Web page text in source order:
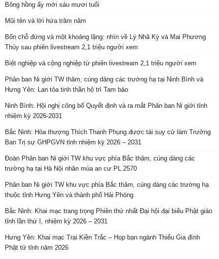
Bông hồng ấy mới sáu mươi tuổi
Mũi tên và lời hứa trăm năm
Bốn chỗ đứng và một khoảng lặng: nhìn về Lý Nhã Kỳ và Mai Phương
Thúy sau phiên livestream 2,1 triệu người xem
Biệt nghiệp và cộng nghiệp từ phiên livestream 2,1 triệu người xem
Phân ban Ni giới TW thăm, cúng dàng các trường hạ tại Ninh Bình và
Hưng Yên: Lan tỏa tinh thần hộ trì Tam bảo
Ninh Bình: Hội nghị công bố Quyết định và ra mắt Phân ban Ni giới tỉnh
nhiệm kỳ 2026-2031
Bắc Ninh: Hòa thượng Thích Thanh Phụng được tái suy cử làm Trưởng
Ban Trị sự GHPGVN tỉnh nhiệm kỳ 2026 – 2031
Đoàn Phân ban Ni giới TW khu vực phía Bắc thăm, cúng dàng các
trường hạ tại Hà Nội nhân mùa an cư PL.2570
Phân ban Ni giới TW khu vực phía Bắc thăm, cúng dàng các trường hạ
thuộc tỉnh Hưng Yên và thành phố Hải Phòng
Bắc Ninh: Khai mạc trang trọng Phiên thứ nhất Đại hội đại biểu Phật giáo
tỉnh lần thứ I, nhiệm kỳ 2026 – 2031
Hưng Yên: Khai mạc Trại Kiền Trắc – Họp bạn ngành Thiếu Gia đình
Phật tử tỉnh năm 2026